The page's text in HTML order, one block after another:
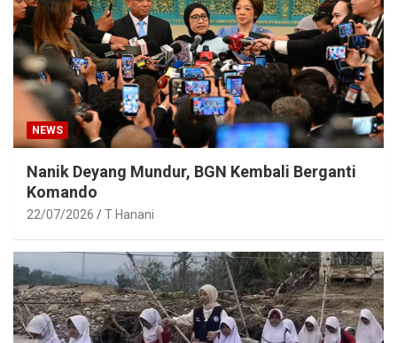
NEWS
Nanik Deyang Mundur, BGN Kembali Berganti
Komando
22/07/2026 T Hanani